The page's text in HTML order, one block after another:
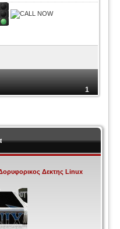
1
Δεκτης Linux